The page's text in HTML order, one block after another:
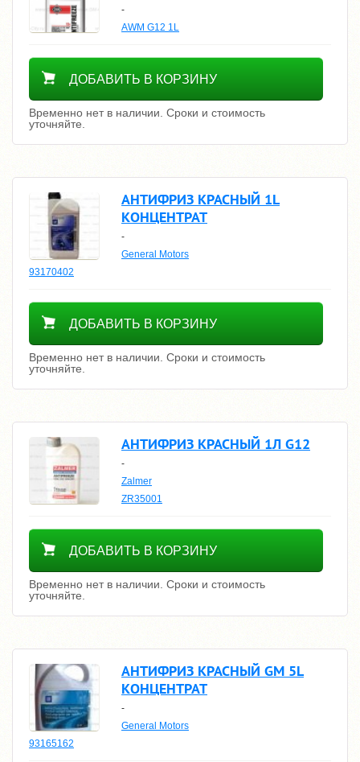
-
AWM G12 1L
Уточнить цену
ДОБАВИТЬ В КОРЗИНУ
Временно нет в наличии. Сроки и стоимость
уточняйте.
АНТИФРИЗ КРАСНЫЙ 1L
КОНЦЕНТРАТ
-
General Motors
93170402
Уточнить цену
ДОБАВИТЬ В КОРЗИНУ
Временно нет в наличии. Сроки и стоимость
уточняйте.
АНТИФРИЗ КРАСНЫЙ 1Л G12
-
Zalmer
ZR35001
Уточнить цену
ДОБАВИТЬ В КОРЗИНУ
Временно нет в наличии. Сроки и стоимость
уточняйте.
АНТИФРИЗ КРАСНЫЙ GM 5L
КОНЦЕНТРАТ
-
General Motors
93165162